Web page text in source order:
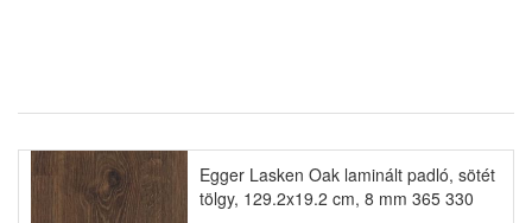
Egger Lasken Oak laminált padló, sötét
tölgy, 129.2x19.2 cm, 8 mm 365 330